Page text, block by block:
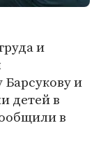
и
Барсукову и
детей в
в